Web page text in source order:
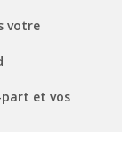
votre
part et vos